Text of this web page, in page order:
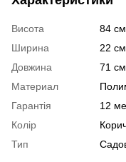
Висота
84 см
Ширина
22 см
Довжина
71 см
Материал
Гарантія
12
Колір
Тип